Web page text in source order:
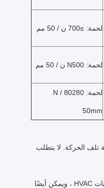
لحمة: ≥700 ن / 50 مم
لحمة: N500 ن / 50 مم
لحمة: 80280 N /
50mm
تلف الحركة. لا يتطلب
شريط شبكي من الألياف الزجاجية يستخدم لتعزيز الوصلات ، اللحامات والتوصيلات عند استخدام المصطكي المغطى بالطلاء في تطبيقات HVAC ، ويمكن أيضًا